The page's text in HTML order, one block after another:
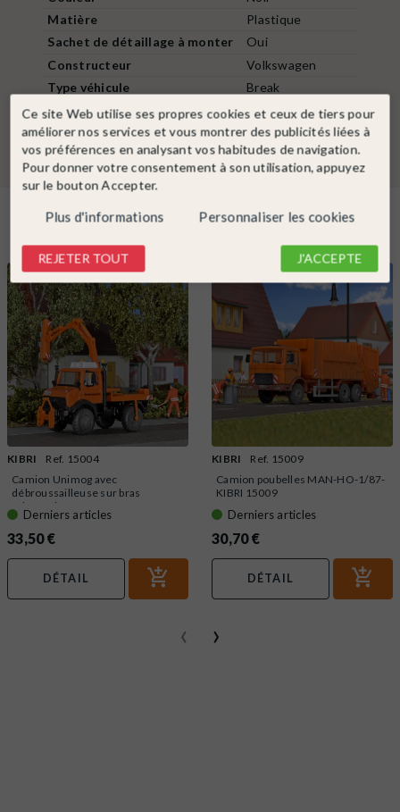
Matière
Plastique
Sachet de détaillage à monter
Oui
Constructeur
Volkswagen
Type véhicule
Break
Année de sortie
2001 à aujourd'hui
Dans la même catégorie
KIBRI
Ref. 15004
Camion Unimog avec
débroussailleuse sur bras
télescopique...
Derniers articles
33,50 €
DÉTAIL
KIBRI
Ref. 15009
Camion poubelles MAN-HO-1/87-
KIBRI 15009
Derniers articles
30,70 €
DÉTAIL
‹ ›
Ce site Web utilise ses propres cookies et ceux de tiers pour
améliorer nos services et vous montrer des publicités liées à
vos préférences en analysant vos habitudes de navigation.
Pour donner votre consentement à son utilisation, appuyez
sur le bouton Accepter.
Plus d'informations Personnaliser les cookies
REJETER TOUT J'ACCEPTE